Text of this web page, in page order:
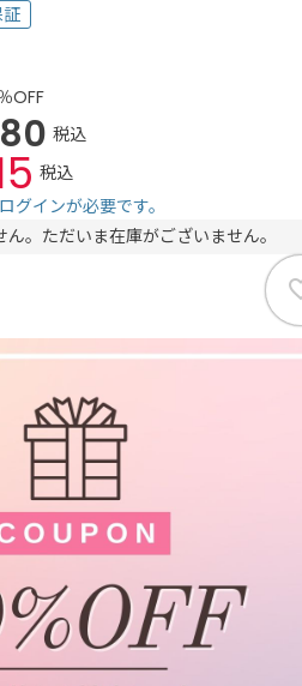
OFF
税込
税込
グインが必要です。
。ただいま在庫がございません。